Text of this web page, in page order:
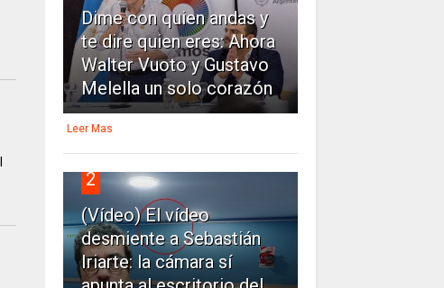
Dime con quien andas y
te dire quien eres: Ahora
Walter Vuoto y Gustavo
Melella un solo corazón
Leer Mas
2
(Vídeo) El vídeo
desmiente a Sebastián
Iriarte: la cámara sí